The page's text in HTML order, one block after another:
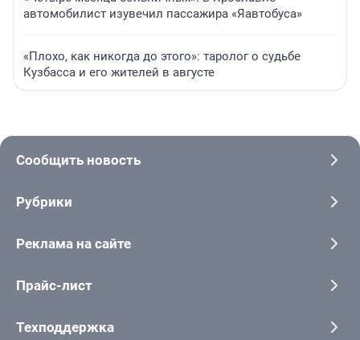
автомобилист изувечил пассажира «Яавтобуса»
«Плохо, как никогда до этого»: таролог о судьбе
Кузбасса и его жителей в августе
Сообщить новость
Рубрики
Реклама на сайте
Прайс-лист
Техподдержка